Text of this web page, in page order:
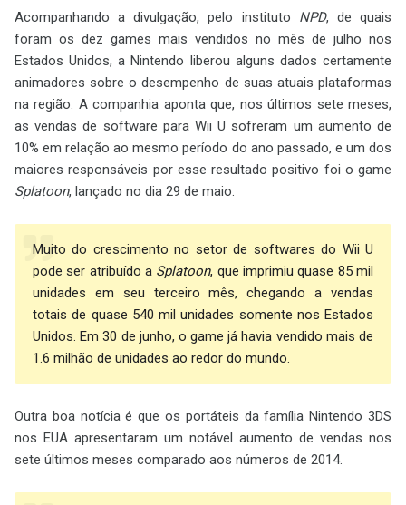
Acompanhando a divulgação, pelo instituto NPD, de quais
foram os dez games mais vendidos no mês de julho nos
Estados Unidos, a Nintendo liberou alguns dados certamente
animadores sobre o desempenho de suas atuais plataformas
na região. A companhia aponta que, nos últimos sete meses,
as vendas de software para Wii U sofreram um aumento de
10% em relação ao mesmo período do ano passado, e um dos
maiores responsáveis por esse resultado positivo foi o game
Splatoon, lançado no dia 29 de maio.
Muito do crescimento no setor de softwares do Wii U
pode ser atribuído a Splatoon, que imprimiu quase 85 mil
unidades em seu terceiro mês, chegando a vendas
totais de quase 540 mil unidades somente nos Estados
Unidos. Em 30 de junho, o game já havia vendido mais de
1.6 milhão de unidades ao redor do mundo.
Outra boa notícia é que os portáteis da família Nintendo 3DS
nos EUA apresentaram um notável aumento de vendas nos
sete últimos meses comparado aos números de 2014.